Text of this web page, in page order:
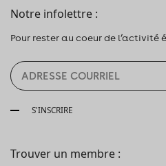
Notre infolettre :
Pour rester au coeur de
S'INSCRIRE
Trouver un membre :